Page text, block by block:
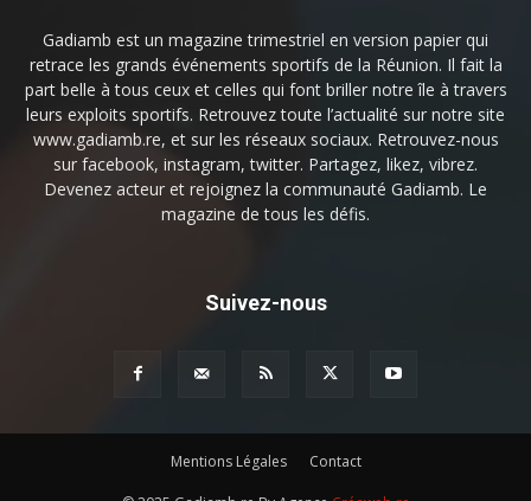
Gadiamb est un magazine trimestriel en version papier qui
retrace les grands événements sportifs de la Réunion. Il fait la
part belle à tous ceux et celles qui font briller notre île à travers
leurs exploits sportifs. Retrouvez toute l’actualité sur notre site
www.gadiamb.re, et sur les réseaux sociaux. Retrouvez-nous
sur facebook, instagram, twitter. Partagez, likez, vibrez.
Devenez acteur et rejoignez la communauté Gadiamb. Le
magazine de tous les défis.
Suivez-nous
Mentions Légales Contact